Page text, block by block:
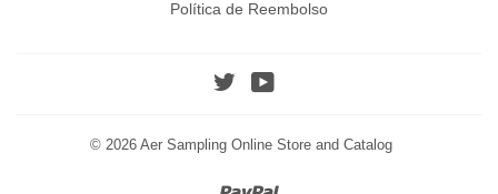
Política de Reembolso
Twitter
© 2026 Aer Sampling Online Store and Catalog